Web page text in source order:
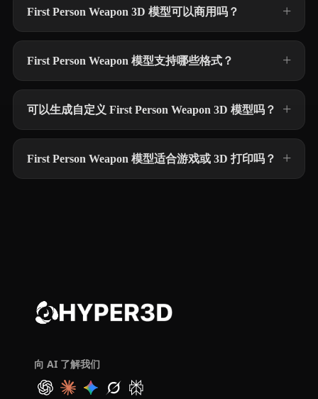
First Person Weapon 3D 模型可以商用吗？
First Person Weapon 模型支持哪些格式？
可以生成自定义 First Person Weapon 3D 模型吗？
First Person Weapon 模型适合游戏或 3D 打印吗？
向 AI 了解我们